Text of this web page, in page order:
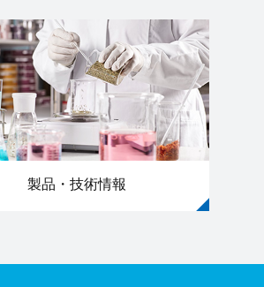
製品・技術情報